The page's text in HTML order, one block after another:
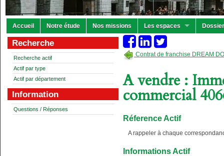
Accueil Notre étude Nos missions Les espaces
Recherche
Recherche actif
Actif par type
Actif par département
Information
Questions / Réponses
Contrat de franchise DREAM
A vendre :
commercial
Réference Actif
A rappeler à chaque
Informations Actif